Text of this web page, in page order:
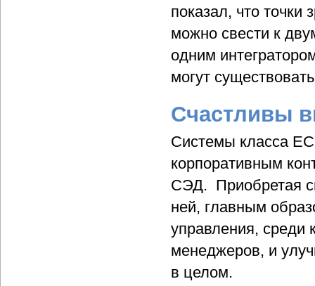
показал, что
можно свести к
одним
могут
Счастливы
Системы класса
корпоративным
СЭД. Приобретая
ней, главным
управления,
менеджеров, и
в целом.